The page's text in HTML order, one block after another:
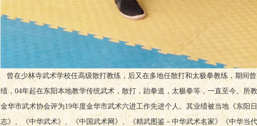
曾在少林寺武术学校任高级散打教练，后又在多地任散打和太极拳教练，期间
绩，04年起在东阳本地教学传统武术，散打，跆拳道，太极拳等，一直至今。所
金华市武术协会评为19年度金华市武术六进工作先进个人。其业绩被当地《东阳
志》、《中华武术》、《中国武术网》、《精武图鉴－中华武术名家》《中华当